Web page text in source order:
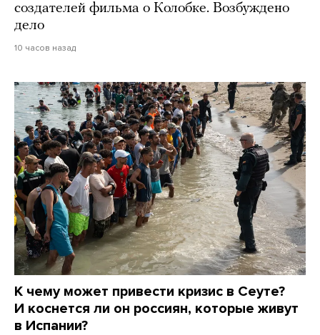
создателей фильма о Колобке. Возбуждено
дело
10 часов назад
К чему может привести кризис в Сеуте?
И коснется ли он россиян, которые живут
в Испании?